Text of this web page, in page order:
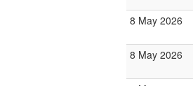
8 May 2026
8 May 2026